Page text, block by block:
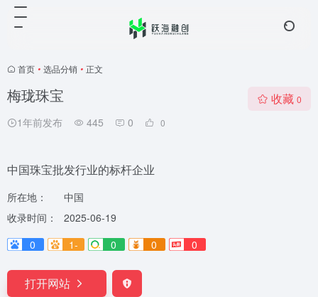
首页 • 选品分销 • 正文
梅珑珠宝
1年前发布 445 0 0
收藏 0
中国珠宝批发行业的标杆企业
所在地：
中国
收录时间：
2025-06-19
0
1- 0 0 0
打开网站